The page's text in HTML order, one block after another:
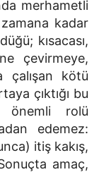
merhametli
kadar
kısacası,
çevirmeye,
çalışan kötü
çıktığı bu
önemli rolü
edemez:
itiş kakış,
amaç,